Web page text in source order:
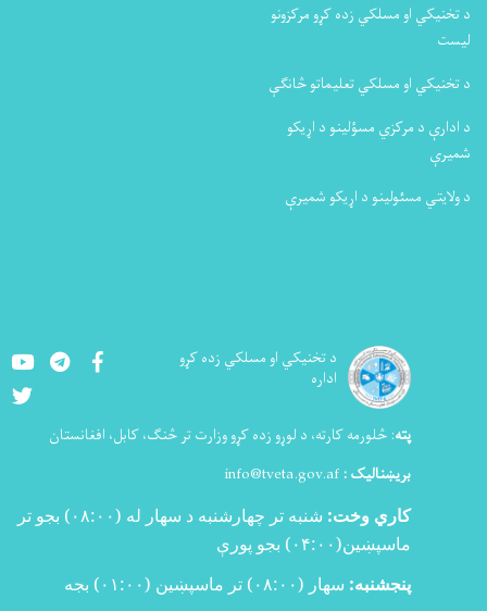
د تخنیکي او مسلکي زده کړو مرکزونو
لیست
د تخنیکي او مسلکي تعلیماتو څانګې
د ادارې د مرکزي مسؤلینو د اړیکو
شمیرې
د ولایتي مسئولینو د اړیکو شمیرې
د تخنيکي او مسلکي زده کړو
اداره
YoutubeLinkedIn
پته: څلورمه کارته، د لوړو زده کړو وزارت تر څنګ، کابل، افغانستان
بریښنالیک : info@tveta.gov.af
کاري وخت: شنبه تر چهارشنبه د سهار له (۰۸:۰۰)
بجو تر
ماسپښین(۰۴:۰۰)
بجو پورې
پنجشنبه: سهار (۰۸:۰۰) تر ماسپښین (۰۱:۰۰) بجه